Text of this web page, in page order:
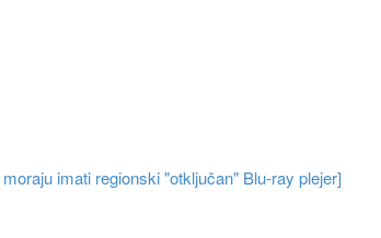
imati regionski "otključan" Blu-ray plejer]